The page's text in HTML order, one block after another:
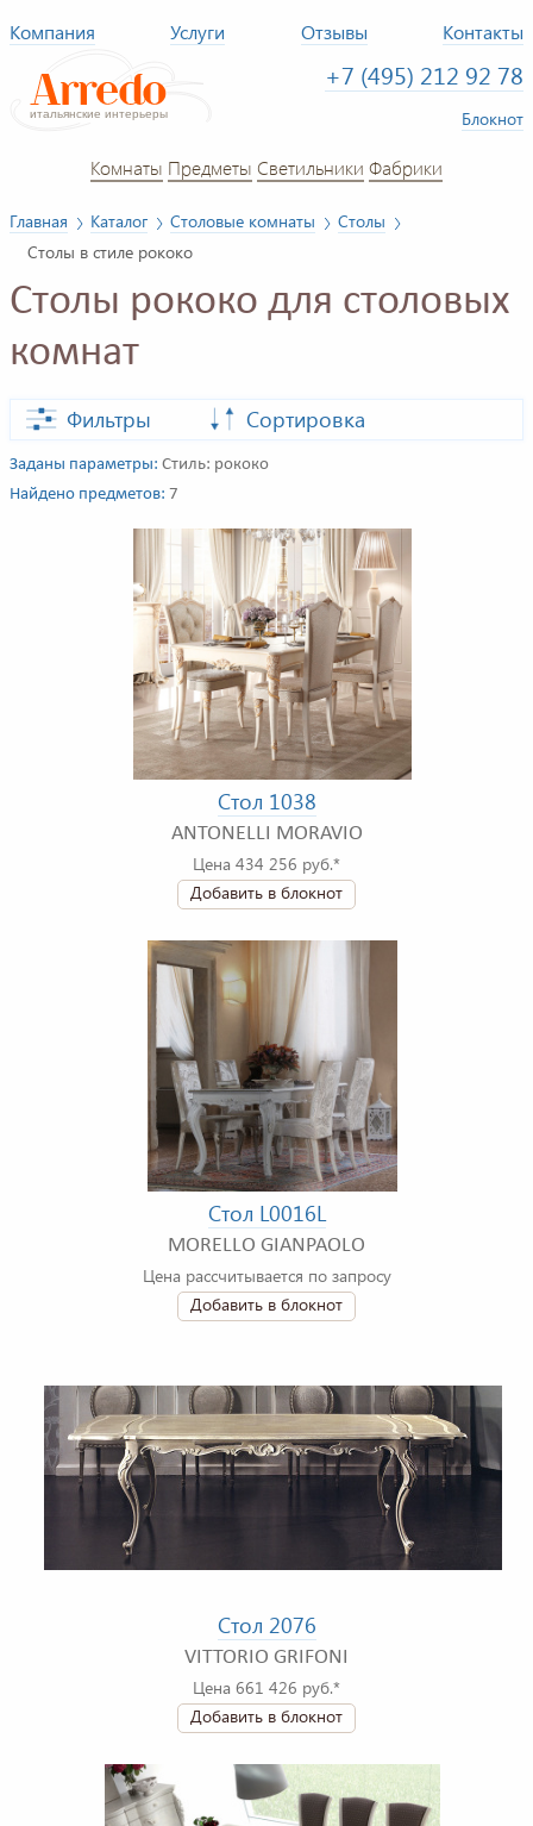
Компания Услуги Отзывы Контакты
+7 (495) 212 92 78
Блокнот
Комнаты Предметы Светильники Фабрики
Главная Каталог Столовые комнаты
Столы
Столы в стиле рококо
Столы рококо для столовых
комнат
Фильтры Сортировка
Заданы параметры: Стиль: рококо
Найдено предметов: 7
Стол 1038
ANTONELLI MORAVIO
Цена 434 256 руб.*
Добавить в блокнот
Стол L0016L
MORELLO GIANPAOLO
Цена рассчитывается по запросу
Добавить в блокнот
Стол 2076
VITTORIO GRIFONI
Цена 661 426 руб.*
Добавить в блокнот